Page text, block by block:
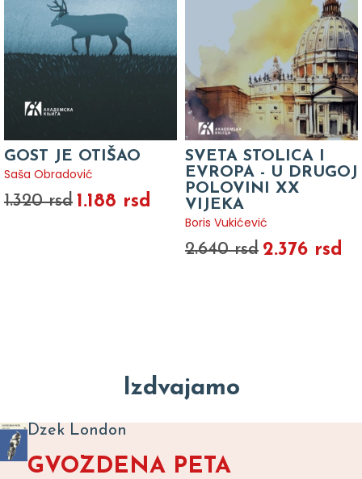
GOST JE OTIŠAO
Saša Obradović
1.320 rsd 1.188 rsd
SVETA STOLICA I
EVROPA - U DRUGOJ
POLOVINI XX
VIJEKA
Boris Vukićević
2.640 rsd 2.376 rsd
Izdvajamo
Dzek London
GVOZDENA PETA